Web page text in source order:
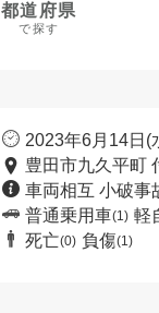
都道府県
で探す
2023年6月14日(
豊田市九久平町
車両相互 小破事
普通乗用車(1) 軽
死亡(0) 負傷(1)